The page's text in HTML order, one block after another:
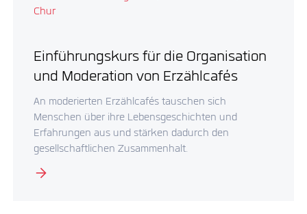
Chur
Einführungskurs für die Organisation
und Moderation von Erzählcafés
An moderierten Erzählcafés tauschen sich
Menschen über ihre Lebensgeschichten und
Erfahrungen aus und stärken dadurch den
gesellschaftlichen Zusammenhalt.